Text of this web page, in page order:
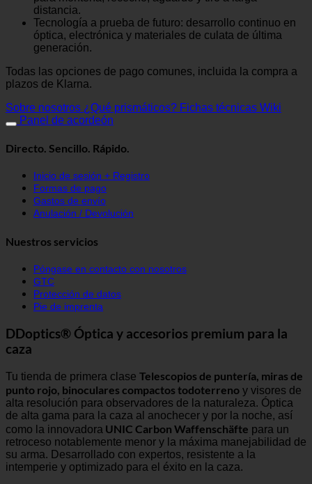
distancia.
Tecnología a prueba de futuro: desarrollo continuo en
óptica, electrónica y materiales de culata de última
generación.
Todas las opciones de pago comunes, incluida la compra a
plazos de Klarna.
Sobre nosotros ¿Qué prismáticos? Fichas técnicas Wiki
Panel de acordeón
Directo. Sencillo. Rápido.
Inicio de sesión + Registro
Formas de pago
Gastos de envío
Anulación / Devolución
Nuestros servicios
Póngase en contacto con nosotros
GTC
Protección de datos
Pie de imprenta
DDoptics® Óptica y accesorios premium para la
caza
Tu tienda de primera clase Telescopios de puntería, miras de
punto rojo, binoculares compactos todoterreno y visores de
alta resolución para observadores de la naturaleza. Óptica
de alta gama para la caza al anochecer y por la noche, así
como la innovadora UNIC Carbon Waffenschäfte para un
retroceso notablemente menor y la máxima manejabilidad de
su arma. Desarrollado con expertos, resistente a la
intemperie y optimizado para el éxito en la caza.